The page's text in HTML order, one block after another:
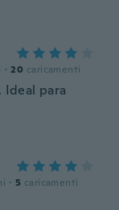
· 20 caricamenti
para
· 5 caricamenti